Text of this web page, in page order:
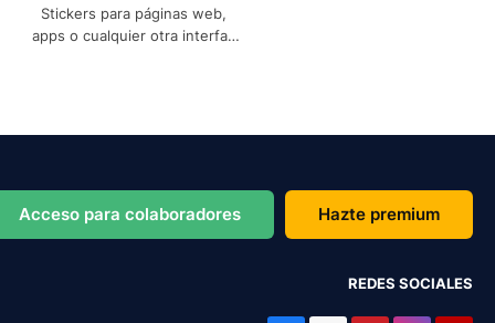
Stickers para páginas web,
apps o cualquier otra interfaz
Acceso para colaboradores Hazte premium
REDES SOCIALES